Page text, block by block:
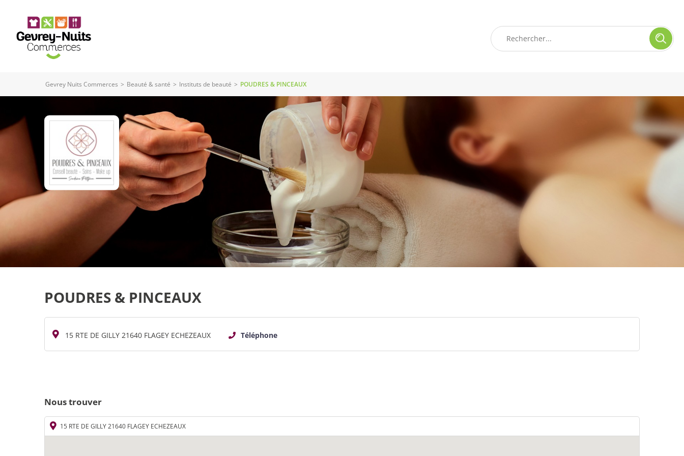
Gevrey Nuits Commerces > Beauté & santé > Instituts de beauté > POUDRES & PINCEAUX
POUDRES & PINCEAUX
15 RTE DE GILLY 21640 FLAGEY ECHEZEAUX Téléphone
Nous trouver
15 RTE DE GILLY 21640 FLAGEY ECHEZEAUX